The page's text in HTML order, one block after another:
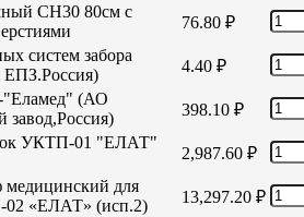
СН30 80см с
76.80 ₽
систем забора
4.40 ₽
(АО
398.10 ₽
УКТП-01 "ЕЛАТ"
2,987.60 ₽
медицинский для
«ЕЛАТ» (исп.2)
13,297.20 ₽